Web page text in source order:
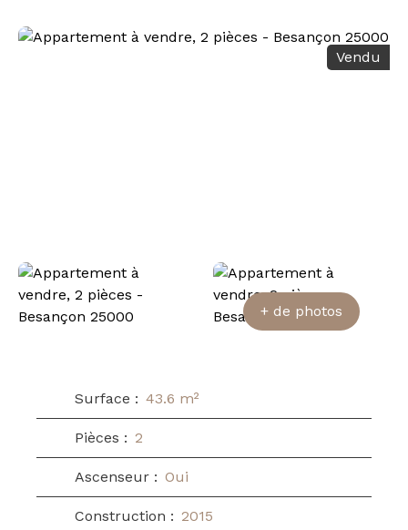
Vendu
+ de photos
Surface : 43.6 m²
Pièces : 2
Ascenseur : Oui
Construction : 2015